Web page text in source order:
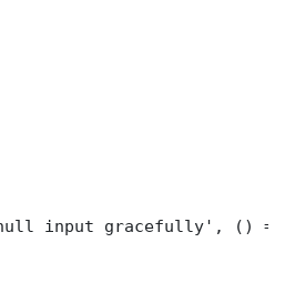
input gracefully', ()